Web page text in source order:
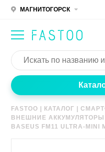
МАГНИТОГОРСК
FASTOO КАТАЛОГ |
ВНЕШНИЕ АККУМУЛЯТОРЫ
BASEUS FM11 ULTRA-MINI